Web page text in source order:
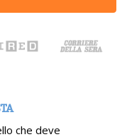
che deve